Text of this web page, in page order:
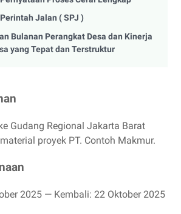
Jalan ( SPJ )
Bulanan Perangkat Desa dan Kinerja
yang Tepat dan Terstruktur
Gudang Regional Jakarta Barat
proyek PT. Contoh Makmur.
2025 — Kembali: 22 Oktober 2025